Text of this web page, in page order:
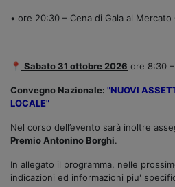
• ore 20:30 – Cena di Gala al Mercato
📍 Sabato 31 ottobre 2026 ore 8:30
Convegno Nazionale: "NUOVI
LOCALE"
Nel corso dell’evento sarà inoltre
Premio Antonino Borghi.
In allegato il programma, nelle
indicazioni ed informazioni piu'